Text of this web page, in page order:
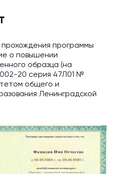
прохождения программы
о повышении
образца (на
20 серия 47Л01 №
общего и
Ленинградской